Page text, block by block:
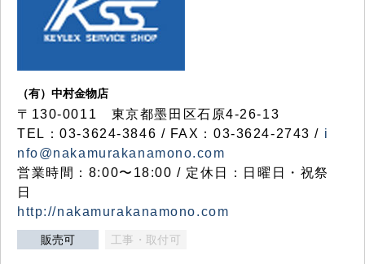
（有）中村金物店
〒130-0011 東京都墨田区石原4-26-13
TEL：03-3624-3846 / FAX：03-3624-2743 / i
nfo@nakamurakanamono.com
営業時間：8:00〜18:00 / 定休日：日曜日・祝祭
日
http://nakamurakanamono.com
販売可 工事・取付可